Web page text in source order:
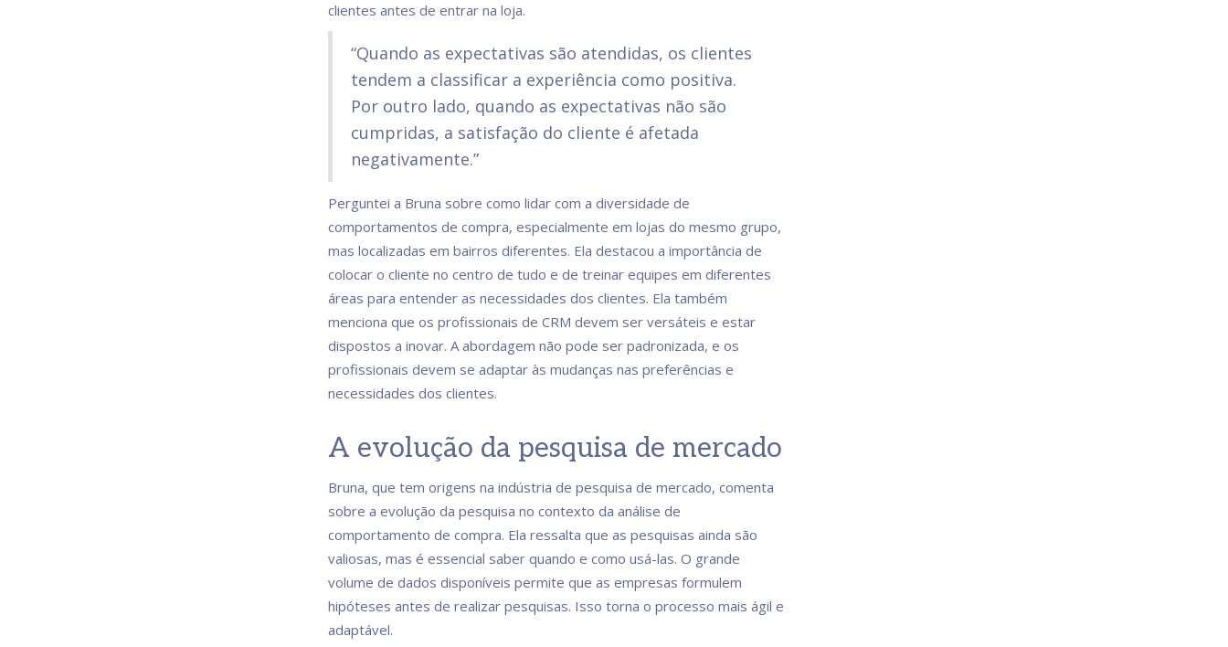
clientes antes de entrar na loja.
“Quando as expectativas são atendidas, os clientes
tendem a classificar a experiência como positiva.
Por outro lado, quando as expectativas não são
cumpridas, a satisfação do cliente é afetada
negativamente.”
Perguntei a Bruna sobre como lidar com a diversidade de
comportamentos de compra, especialmente em lojas do mesmo grupo,
mas localizadas em bairros diferentes. Ela destacou a importância de
colocar o cliente no centro de tudo e de treinar equipes em diferentes
áreas para entender as necessidades dos clientes. Ela também
menciona que os profissionais de CRM devem ser versáteis e estar
dispostos a inovar. A abordagem não pode ser padronizada, e os
profissionais devem se adaptar às mudanças nas preferências e
necessidades dos clientes.
A evolução da pesquisa de mercado
Bruna, que tem origens na indústria de pesquisa de mercado, comenta
sobre a evolução da pesquisa no contexto da análise de
comportamento de compra. Ela ressalta que as pesquisas ainda são
valiosas, mas é essencial saber quando e como usá-las. O grande
volume de dados disponíveis permite que as empresas formulem
hipóteses antes de realizar pesquisas. Isso torna o processo mais ágil e
adaptável.